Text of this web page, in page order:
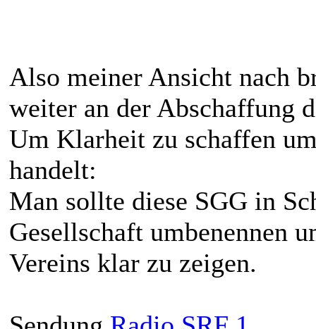
Also meiner Ansicht nach
weiter an der Abschaffung
Um Klarheit zu schaffen
handelt:
Man sollte diese SGG in
Gesellschaft umbenennen
Vereins klar zu zeigen.